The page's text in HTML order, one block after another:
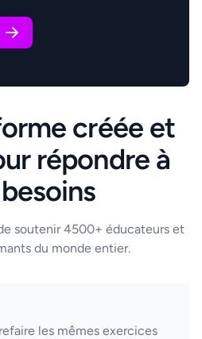
créée et
répondre à
soutenir 4500+ éducateurs et
du monde entier.
les mêmes exercices